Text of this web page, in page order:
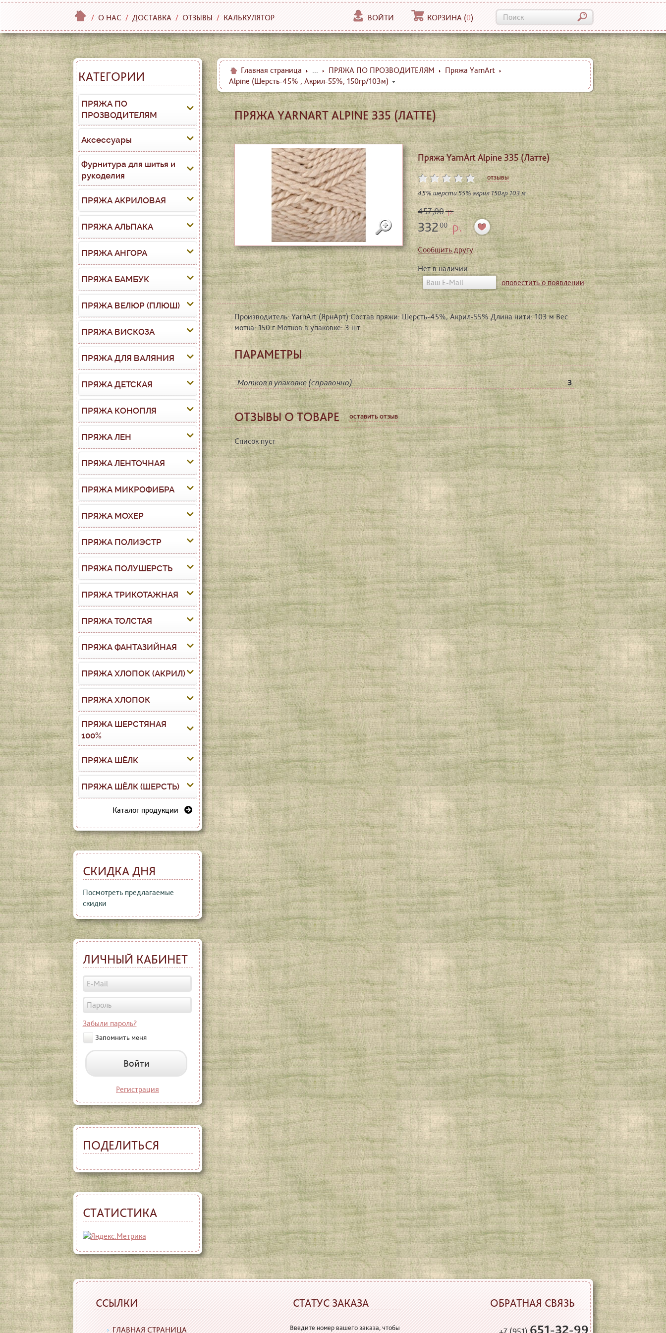
/ О НАС / ДОСТАВКА / ОТЗЫВЫ / КАЛЬКУЛЯТОР ВОЙТИ КОРЗИНА (0)
КАТЕГОРИИ
ПРЯЖА ПО
ПРОЗВОДИТЕЛЯМ
Аксессуары
Фурнитура для шитья и
рукоделия
ПРЯЖА АКРИЛОВАЯ
ПРЯЖА АЛЬПАКА
ПРЯЖА АНГОРА
ПРЯЖА БАМБУК
ПРЯЖА ВЕЛЮР (ПЛЮШ)
ПРЯЖА ВИСКОЗА
ПРЯЖА ДЛЯ ВАЛЯНИЯ
ПРЯЖА ДЕТСКАЯ
ПРЯЖА КОНОПЛЯ
ПРЯЖА ЛЕН
ПРЯЖА ЛЕНТОЧНАЯ
ПРЯЖА МИКРОФИБРА
ПРЯЖА МОХЕР
ПРЯЖА ПОЛИЭСТР
ПРЯЖА ПОЛУШЕРСТЬ
ПРЯЖА ТРИКОТАЖНАЯ
ПРЯЖА ТОЛСТАЯ
ПРЯЖА ФАНТАЗИЙНАЯ
ПРЯЖА ХЛОПОК (АКРИЛ)
ПРЯЖА ХЛОПОК
ПРЯЖА ШЕРСТЯНАЯ
100%
ПРЯЖА ШЁЛК
ПРЯЖА ШЁЛК (ШЕРСТЬ)
Каталог продукции
СКИДКА ДНЯ
Посмотреть предлагаемые
скидки
ЛИЧНЫЙ КАБИНЕТ
Забыли пароль?
Запомнить меня
Войти
Регистрация
ПОДЕЛИТЬСЯ
СТАТИСТИКА
Главная страница ... ПРЯЖА ПО ПРОЗВОДИТЕЛЯМ
Пряжа YarnArt
Alpine (Шерсть-45% , Aкрил-55%, 150гр/103м)
ПРЯЖА YARNART ALPINE 335 (ЛАТТЕ)
Пряжа YarnArt Alpine 335 (Латте)
отзывы
45% шерсти 55% акрил 150гр 103 м
457,00р.
33200р.
Сообщить другу
Нет в наличии
оповестить о появлении
Производитель: YarnArt (ЯрнАрт) Состав пряжи: Шерсть-45%, Aкрил-55% Длина нити: 103 м Вес
мотка: 150 г Мотков в упаковке: 3 шт.
ПАРАМЕТРЫ
Мотков в упаковке (справочно) 3
ОТЗЫВЫ О ТОВАРЕ оставить отзыв
Список пуст
ССЫЛКИ
ГЛАВНАЯ СТРАНИЦА
СТАТУС ЗАКАЗА
Введите номер вашего заказа, чтобы
ОБРАТНАЯ СВЯЗЬ
651-32-99